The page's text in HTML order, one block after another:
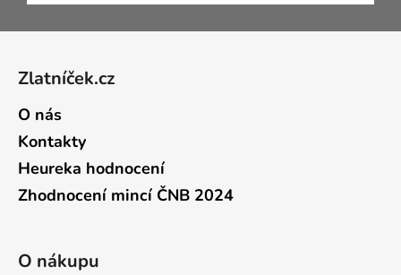
Zlatníček.cz
O nás
Kontakty
Heureka hodnocení
Zhodnocení mincí ČNB 2024
O nákupu